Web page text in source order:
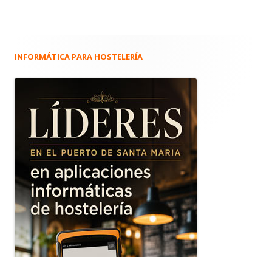
Barra
principal
INFORMÁTICA PARA HOSTELERÍA